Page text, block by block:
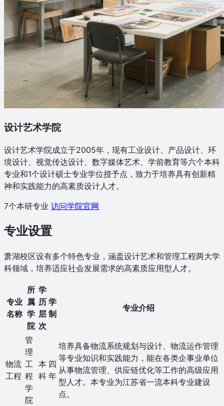
设计艺术学院
设计艺术学院成立于2005年，现有工业设计、产品设计、环
境设计、视觉传达设计、数字媒体艺术、学前教育等六个本科
专业和1个设计硕士专业学位授予点，致力于培养具有创新精
神和实践能力的高素质设计人才。
7个本研专业 访问学院官网
专业设置
萧湖校区设有多个特色专业，涵盖设计艺术和管理工程两大学
科领域，培养适应社会发展需求的高素质应用型人才。
专业
名称
所
属
学
院
学
历
层
次
学
制
专业介绍
物流
工程
管
理
工
程
学
院
本
科
四
年
培养具备物流系统规划与设计、物流运作管理
等专业知识和实践能力，能在各类企事业单位
从事物流管理、供应链优化等工作的高级应用
型人才。本专业为江苏省一流本科专业建设
点。